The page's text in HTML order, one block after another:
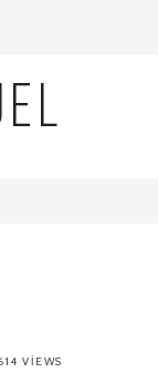
VIEWS